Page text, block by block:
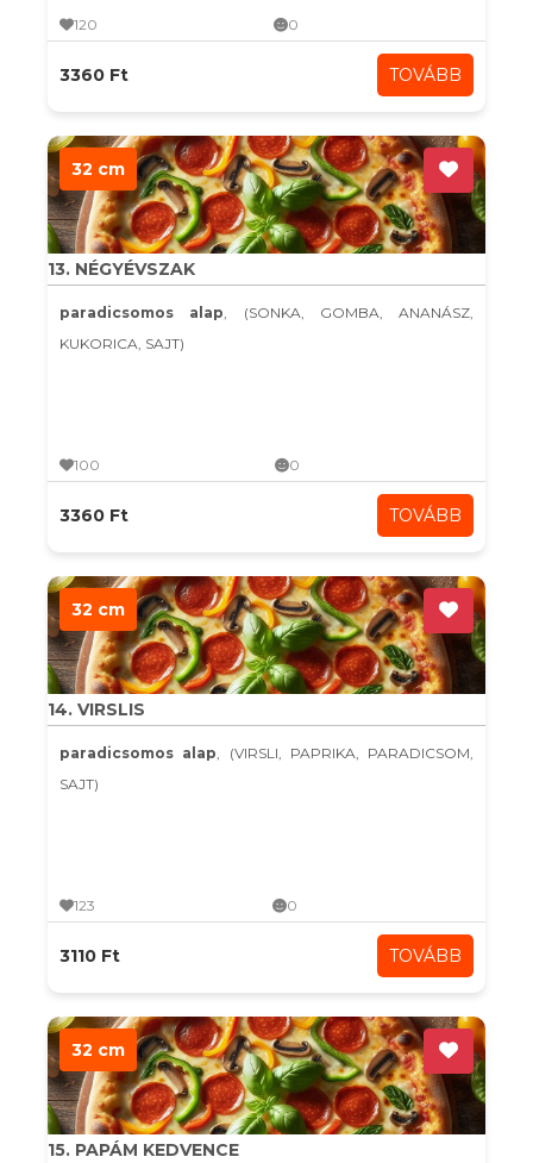
120 0
3360 Ft TOVÁBB
32 cm
13. NÉGYÉVSZAK
paradicsomos alap, (SONKA, GOMBA, ANANÁSZ,
KUKORICA, SAJT)
100 0
3360 Ft TOVÁBB
32 cm
14. VIRSLIS
paradicsomos alap, (VIRSLI, PAPRIKA, PARADICSOM,
SAJT)
123 0
3110 Ft TOVÁBB
32 cm
15. PAPÁM KEDVENCE